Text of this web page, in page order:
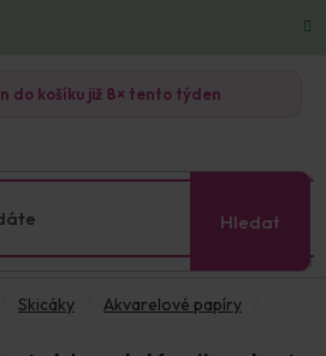
do košíku již 8× tento týden
Hledat
Skicáky Akvarelové papíry